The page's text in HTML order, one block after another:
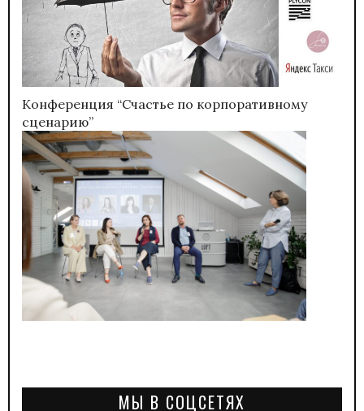
Конференция “Счастье по корпоративному
сценарию”
МЫ В СОЦСЕТЯХ